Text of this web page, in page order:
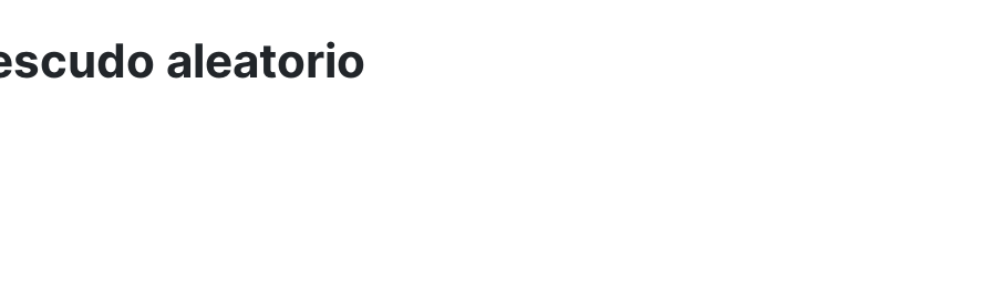
aleatorio